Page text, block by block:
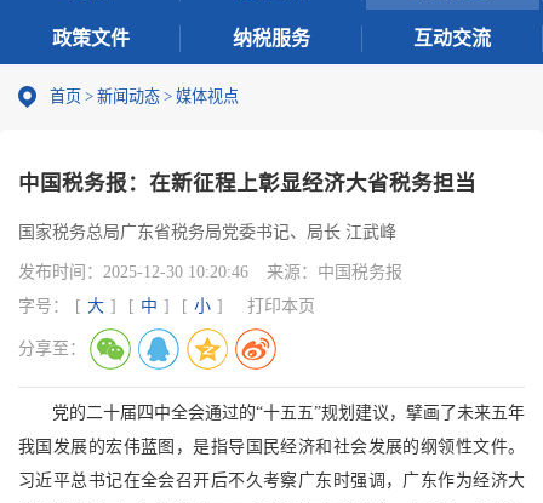
政策文件 纳税服务 互动交流
首页 > 新闻动态 > 媒体视点
中国税务报：在新征程上彰显经济大省税务担当
国家税务总局广东省税务局党委书记、局长 江武峰
发布时间： 2025-12-30 10:20:46 来源： 中国税务报
字号：
[ 大 ] [ 中 ] [ 小 ] 打印本页
分享至：
党的二十届四中全会通过的“十五五”规划建议，擘画了未来五年
我国发展的宏伟蓝图，是指导国民经济和社会发展的纲领性文件。
习近平总书记在全会召开后不久考察广东时强调，广东作为经济大